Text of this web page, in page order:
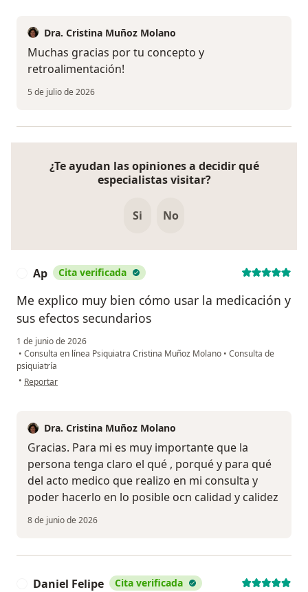
Dra. Cristina Muñoz Molano
Muchas gracias por tu concepto y
retroalimentación!
5 de julio de 2026
¿Te ayudan las opiniones a decidir qué
especialistas visitar?
Si No
Ap Cita verificada
Me explico muy bien cómo usar la medicación y
sus efectos secundarios
1 de junio de 2026
• Consulta en línea Psiquiatra Cristina Muñoz Molano • Consulta de
psiquiatría
• en opinión del usuario Ap
Reportar
Dra. Cristina Muñoz Molano
Gracias. Para mi es muy importante que la
persona tenga claro el qué , porqué y para qué
del acto medico que realizo en mi consulta y
poder hacerlo en lo posible ocn calidad y calidez
8 de junio de 2026
Daniel Felipe Cita verificada